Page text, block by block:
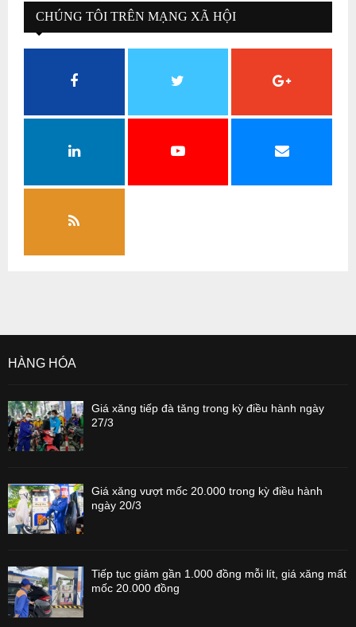
CHÚNG TÔI TRÊN MẠNG XÃ HỘI
HÀNG HÓA
Giá xăng tiếp đà tăng trong kỳ điều hành ngày
27/3
Giá xăng vượt mốc 20.000 trong kỳ điều hành
ngày 20/3
Tiếp tục giảm gần 1.000 đồng mỗi lít, giá xăng mất
mốc 20.000 đồng